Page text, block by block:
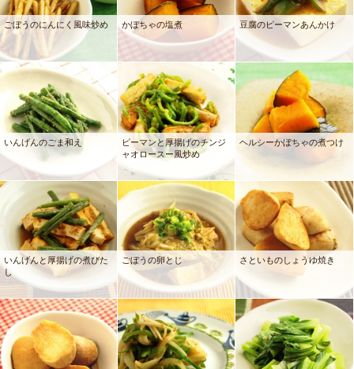
ごぼうのにんにく風味炒め かぼちゃの塩煮 豆腐のピーマンあんかけ
いんげんのごま和え
ピーマンと厚揚げのチンジ
ャオロースー風炒め
ヘルシーかぼちゃの煮つけ
いんげんと厚揚げの煮びた
し
ごぼうの卵とじ さといものしょうゆ焼き